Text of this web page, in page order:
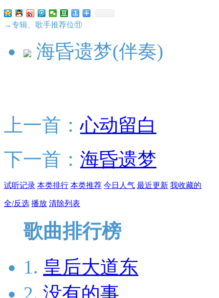
→专辑、歌手推荐位⑪
海昏遗梦(伴奏)
上一首：心动留白
下一首： 海昏遗梦
试听记录 本类排行 本类推荐 今日人气 最近更新 我收藏的
全/反选 播放 清除列表
歌曲排行榜
1. 皇后大道东
2. 没有的事